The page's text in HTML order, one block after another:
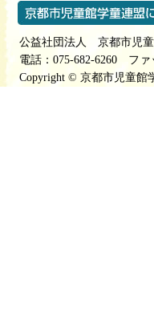
公益社団法人 京都市児童
電話：075-682-6260 ファ
Copyright © 京都市児童館